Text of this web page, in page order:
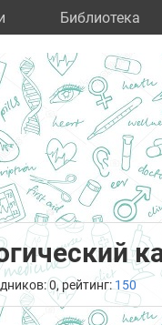
Библиотека
0, рейтинг: 150